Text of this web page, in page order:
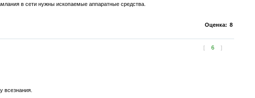
в сети нужны ископаемые аппаратные средства.
Оценка: 8
[ 6 ]
всезнания.